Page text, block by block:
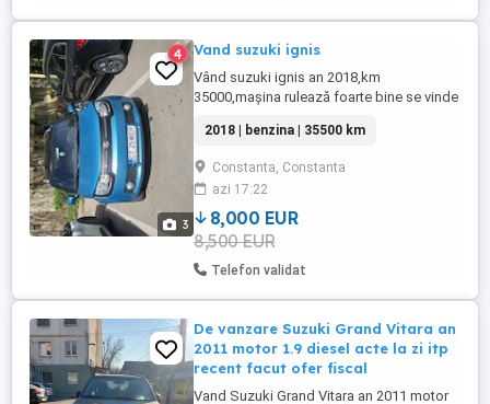
3
4 Vand suzuki ignis
Vând suzuki ignis an 2018,km
35000,mașina rulează foarte bine se vinde
1242 cmc, 90 CP, benzina - cutie manuala -
consum mediu 5 l 100km (urban 6,
extraurban 4.5) - culoare albastru, 5 uși, 4
locuri - oglinzi electrice și încălzite - volan
îmbrăcat în piele, ...
2018 | benzina | 35500 km
Constanta, Constanta
azi 17:22
8,000 EUR
8,500 EUR
Telefon validat
De vanzare Suzuki Grand Vitara an
2011 motor 1.9 diesel acte la zi itp
recent facut ofer fiscal
Vand Suzuki Grand Vitara an 2011 motor